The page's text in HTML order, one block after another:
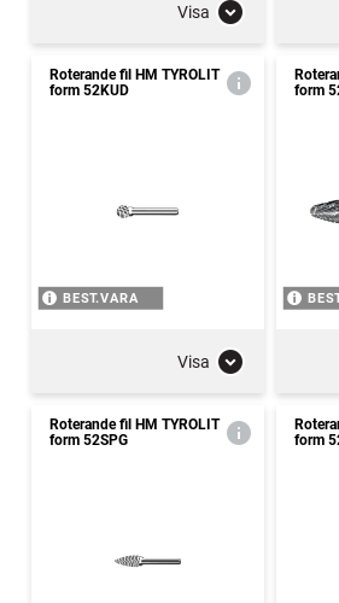
Visa
Roterande fil HM TYROLIT
form 52KUD
BEST.VARA
Visa
form
Roterande fil HM TYROLIT
form 52SPG
form